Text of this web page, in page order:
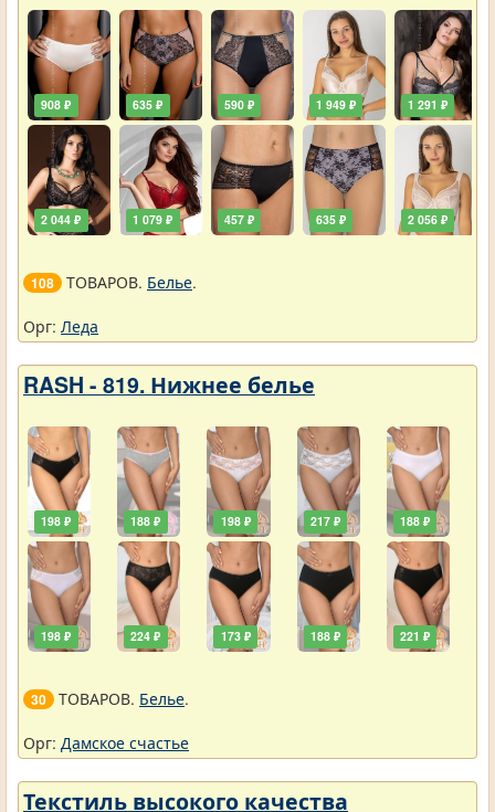
908 ₽
2 044 ₽
635 ₽
1 079 ₽
590 ₽
457 ₽
1 949 ₽
635 ₽
1 291 ₽
2 056 ₽
108 ТОВАРОВ. Белье.
Орг: Леда
RASH - 819. Нижнее белье
198 ₽
198 ₽
188 ₽
224 ₽
198 ₽
173 ₽
217 ₽
188 ₽
188 ₽
221 ₽
30 ТОВАРОВ. Белье.
Орг: Дамское счастье
Текстиль высокого качества